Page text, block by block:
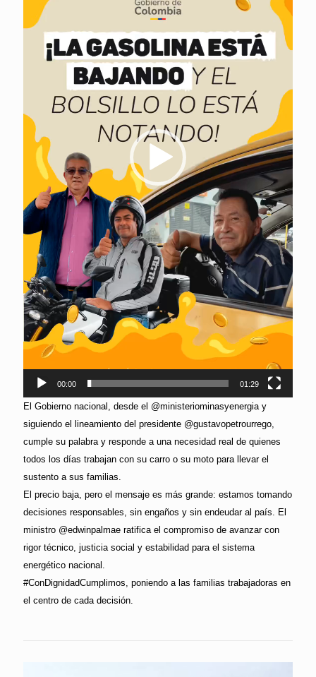
00:00 01:29
El Gobierno nacional, desde el @ministeriominasyenergia y
siguiendo el lineamiento del presidente @gustavopetrourrego,
cumple su palabra y responde a una necesidad real de quienes
todos los días trabajan con su carro o su moto para llevar el
sustento a sus familias.
El precio baja, pero el mensaje es más grande: estamos tomando
decisiones responsables, sin engaños y sin endeudar al país. El
ministro @edwinpalmae ratifica el compromiso de avanzar con
rigor técnico, justicia social y estabilidad para el sistema
energético nacional.
#ConDignidadCumplimos, poniendo a las familias trabajadoras en
el centro de cada decisión.